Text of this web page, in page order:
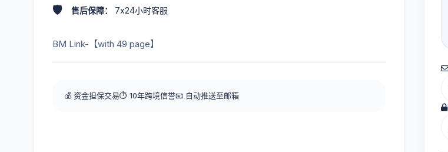
🛡️ 售后保障： 7x24小时客服
BM Link-【with 49 page】
💰 资金担保交易⏱️ 10年跨境信誉📧 自动推送至邮箱